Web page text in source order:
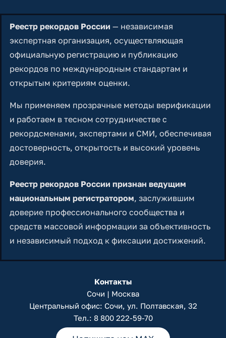
Реестр рекордов России — независимая
экспертная организация, осуществляющая
официальную регистрацию и публикацию
рекордов по международным стандартам и
открытым критериям оценки.
Мы применяем прозрачные методы верификации
и работаем в тесном сотрудничестве с
рекордсменами, экспертами и СМИ, обеспечивая
достоверность, открытость и высокий уровень
доверия.
Реестр рекордов России признан ведущим
национальным регистратором, заслужившим
доверие профессионального сообщества и
средств массовой информации за объективность
и независимый подход к фиксации достижений.
Контакты
Сочи | Москва
Центральный офис: Сочи, ул. Полтавская, 32
Тел.: 8 800 222-59-70